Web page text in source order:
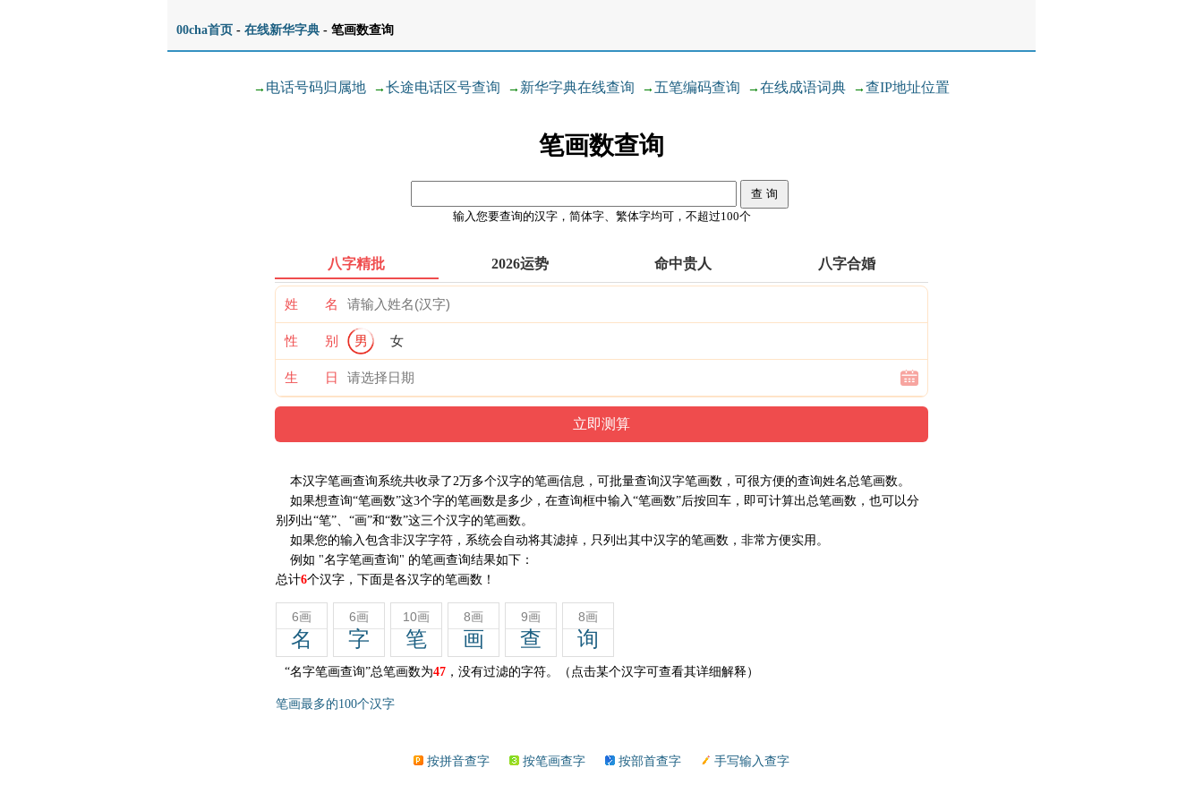
00cha首页 - 在线新华字典 - 笔画数查询
→ 电话号码归属地 → 长途电话区号查询 → 新华字典在线查询 → 五笔编码查询 → 在线成语词典 → 查IP地址位置
笔画数查询
输入您要查询的汉字，简体字、繁体字均可，不超过100个
八字精批 2026运势 命中贵人 八字合婚
姓 名
性 别 男 女
生 日
本汉字笔画查询系统共收录了2万多个汉字的笔画信息，可批量查询汉字笔画数，可很方便的查询姓名总笔画数。
如果想查询“笔画数”这3个字的笔画数是多少，在查询框中输入“笔画数”后按回车，即可计算出总笔画数，也可以分
别列出“笔”、“画”和“数”这三个汉字的笔画数。
如果您的输入包含非汉字字符，系统会自动将其滤掉，只列出其中汉字的笔画数，非常方便实用。
例如 "名字笔画查询" 的笔画查询结果如下：
总计6个汉字，下面是各汉字的笔画数！
6画
名
6画
字
10画
笔
8画
画
9画
查
8画
询
“名字笔画查询”总笔画数为47 ，没有过滤的字符。（点击某个汉字可查看其详细解释）
笔画最多的100个汉字
按拼音查字 按笔画查字 按部首查字 手写输入查字